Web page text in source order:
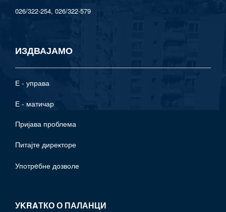
026/322-254, 026/322-579
ИЗДВАЈАМО
Е - управа
Е - матичар
Пријава проблема
Питајте директоре
Употрeбне дозволе
УKRAТКО О ПАЛАНЦИ